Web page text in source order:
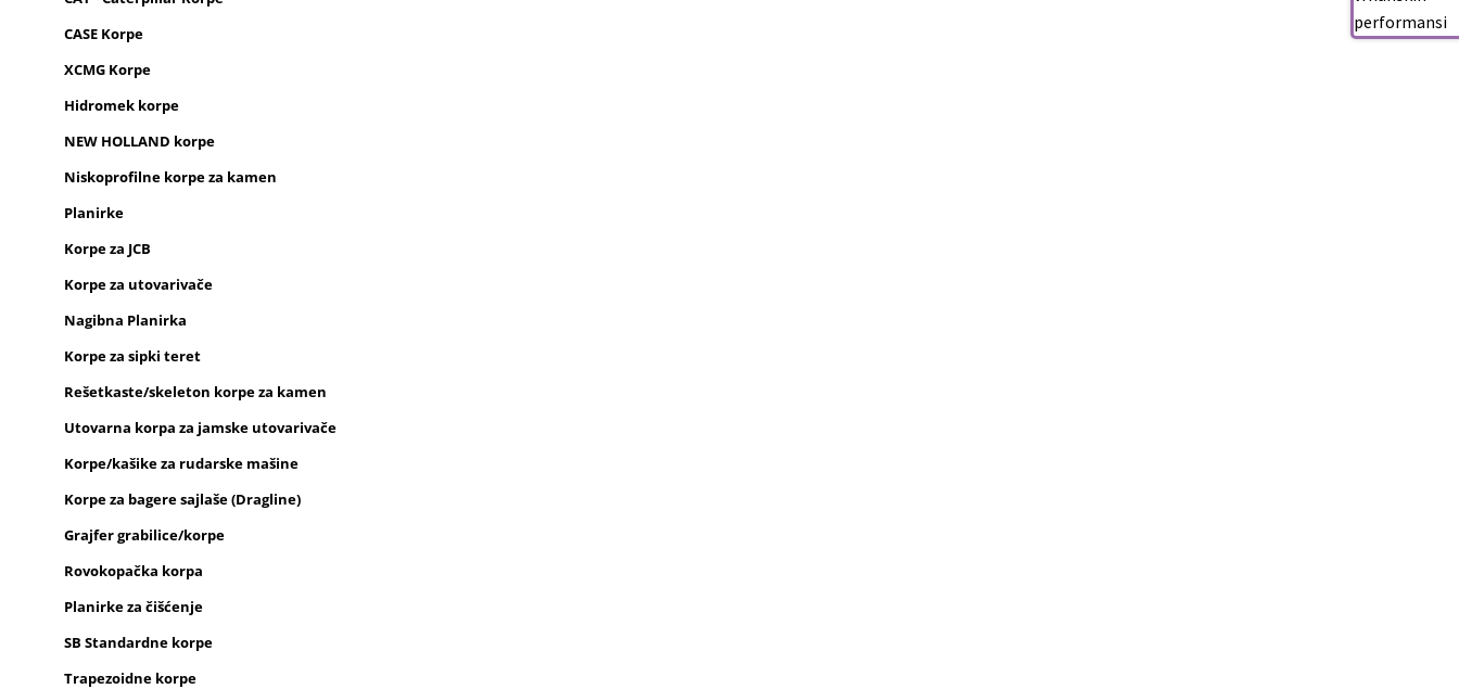
CASE Korpe
XCMG Korpe
Hidromek korpe
NEW HOLLAND korpe
Niskoprofilne korpe za kamen
Planirke
Korpe za JCB
Korpe za utovarivače
Nagibna Planirka
Korpe za sipki teret
Rešetkaste/skeleton korpe za kamen
Utovarna korpa za jamske utovarivače
Korpe/kašike za rudarske mašine
Korpe za bagere sajlaše (Dragline)
Grajfer grabilice/korpe
Rovokopačka korpa
Planirke za čišćenje
SB Standardne korpe
Trapezoidne korpe